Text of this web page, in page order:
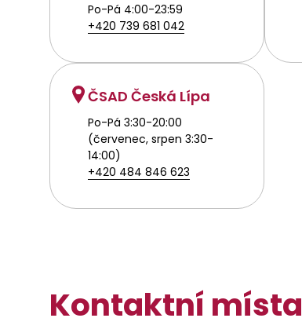
Po-Pá 4:00-23:59
+420 739 681 042
ČSAD Česká Lípa
Po-Pá 3:30-20:00
(červenec, srpen 3:30-
14:00)
+420 484 846 623
Kontaktní místa